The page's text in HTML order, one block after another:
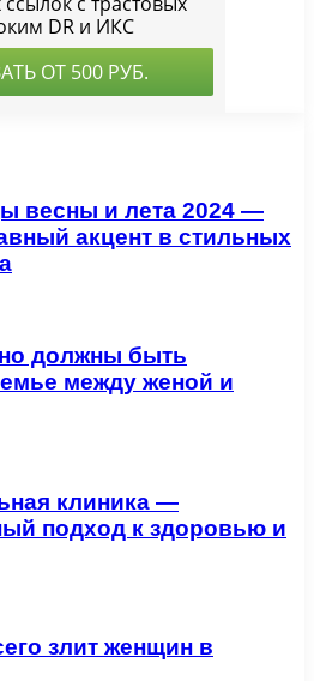
весны и лета 2024 —
акцент в стильных
должны быть
между женой и
клиника —
подход к здоровью и
злит женщин в